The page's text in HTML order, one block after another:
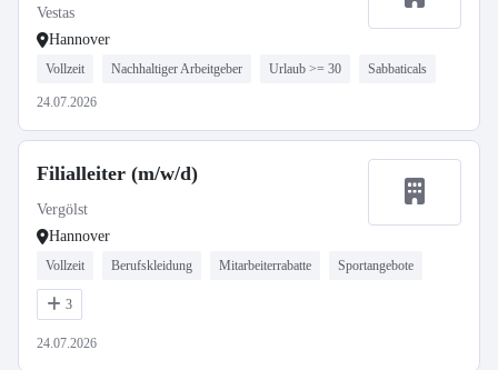
Vestas
Hannover
Vollzeit Nachhaltiger Arbeitgeber Urlaub >= 30 Sabbaticals
24.07.2026
Filialleiter (m/w/d)
Vergölst
Hannover
Vollzeit Berufskleidung Mitarbeiterrabatte Sportangebote
3
24.07.2026